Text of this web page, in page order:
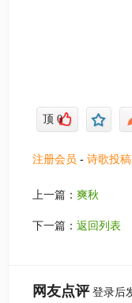
顶0
注册会员 - 诗歌投稿
上一篇： 爽秋
下一篇： 返回列表
网友点评登录后